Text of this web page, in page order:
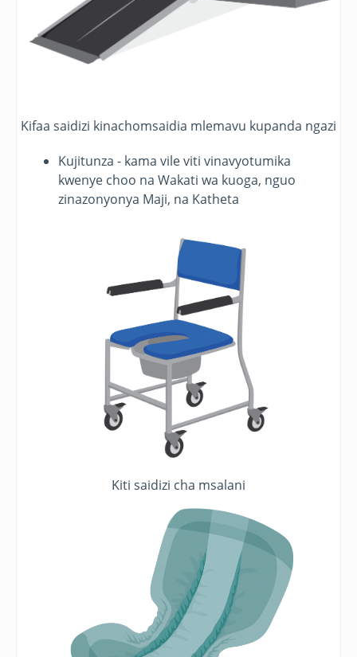
Kifaa saidizi kinachomsaidia mlemavu kupanda ngazi
Kujitunza - kama vile viti vinavyotumika
kwenye choo na Wakati wa kuoga, nguo
zinazonyonya Maji, na Katheta
Kiti saidizi cha msalani